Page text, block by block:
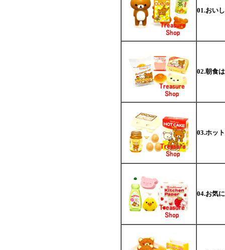
01.おい
02.朝食
03.ホッ
04.お気